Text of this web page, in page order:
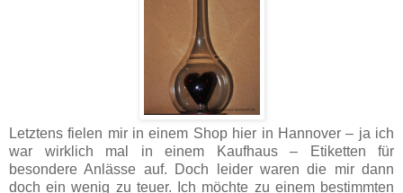
Letztens fielen mir in einem Shop hier in Hannover – ja ich
war wirklich mal in einem Kaufhaus – Etiketten für
besondere Anlässe auf. Doch leider waren die mir dann
doch ein wenig zu teuer. Ich möchte zu einem bestimmten